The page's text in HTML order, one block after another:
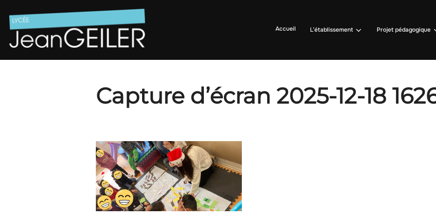
contenu
Accueil L’établissement Projet pédagogique
Capture d’écran 2025-12-18